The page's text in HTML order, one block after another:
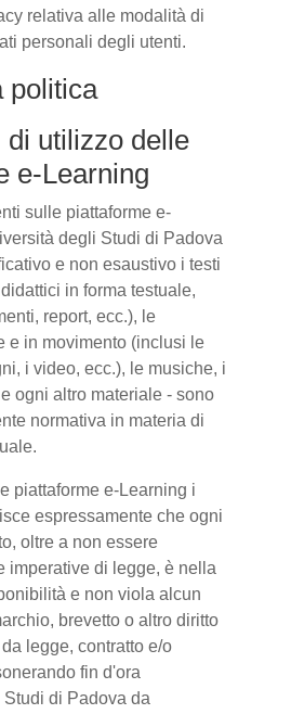
relativa alle modalità di
personali degli utenti.
politica
di utilizzo delle
e-Learning
sulle piattaforme e-
degli Studi di Padova
e non esaustivo i testi
in forma testuale,
report, ecc.), le
e in movimento (inclusi le
i video, ecc.), le musiche, i
ogni altro materiale - sono
normativa in materia di
piattaforme e-Learning i
espressamente che ogni
oltre a non essere
imperative di legge, è nella
e non viola alcun
brevetto o altro diritto
legge, contratto e/o
fin d'ora
Studi di Padova da